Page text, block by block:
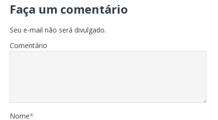
Faça um comentário
Seu e-mail não será divulgado.
Comentário
Nome*